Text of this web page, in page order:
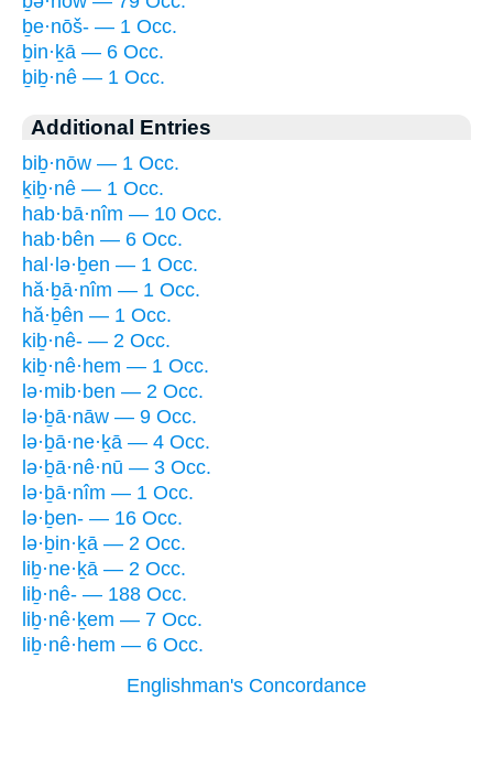
ḇe·nōš- — 1 Occ.
ḇin·ḵā — 6 Occ.
ḇiḇ·nê — 1 Occ.
Additional Entries
biḇ·nōw — 1 Occ.
ḵiḇ·nê — 1 Occ.
hab·bā·nîm — 10 Occ.
hab·bên — 6 Occ.
hal·lə·ḇen — 1 Occ.
hă·ḇā·nîm — 1 Occ.
hă·ḇên — 1 Occ.
kiḇ·nê- — 2 Occ.
kiḇ·nê·hem — 1 Occ.
lə·mib·ben — 2 Occ.
lə·ḇā·nāw — 9 Occ.
lə·ḇā·ne·ḵā — 4 Occ.
lə·ḇā·nê·nū — 3 Occ.
lə·ḇā·nîm — 1 Occ.
lə·ḇen- — 16 Occ.
lə·ḇin·ḵā — 2 Occ.
liḇ·ne·ḵā — 2 Occ.
liḇ·nê- — 188 Occ.
liḇ·nê·ḵem — 7 Occ.
liḇ·nê·hem — 6 Occ.
Englishman's Concordance